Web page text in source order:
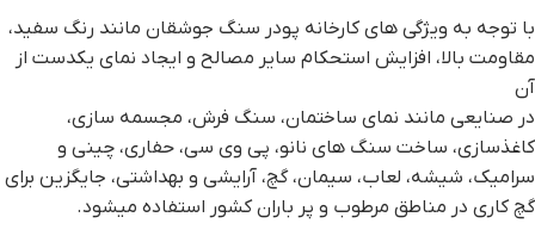
با توجه به ویژگی های کارخانه پودر سنگ جوشقان مانند رنگ سفید،
مقاومت بالا، افزایش استحکام سایر مصالح و ایجاد نمای یکدست از
آن
در صنایعی مانند نمای ساختمان، سنگ فرش، مجسمه سازی،
کاغذسازی، ساخت سنگ های نانو، پی وی سی، حفاری، چینی و
سرامیک، شیشه، لعاب، سیمان، گچ، آرایشی و بهداشتی، جایگزین برای
گچ کاری در مناطق مرطوب و پر باران کشور استفاده میشود.